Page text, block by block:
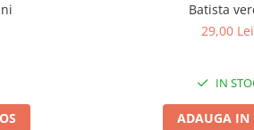
Batista
29,00 Lei
IN
ADAUGA IN